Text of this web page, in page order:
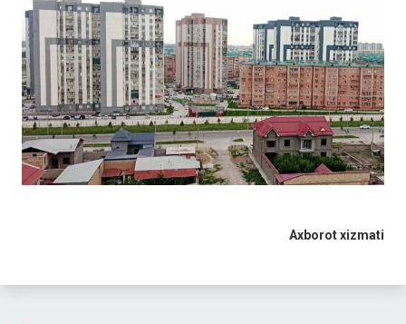
Axborot xizmati